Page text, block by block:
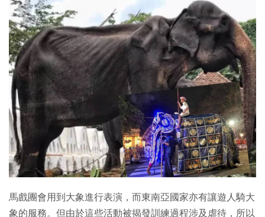
EduTech
IT Times
生成式AI與雲端應用
Enterprise Digital Transformation
特集
馬戲團會用到大象進行表演，而東南亞國家亦有讓遊人騎大
象的服務。但由於這些活動被揭發訓練過程涉及虐待，所以